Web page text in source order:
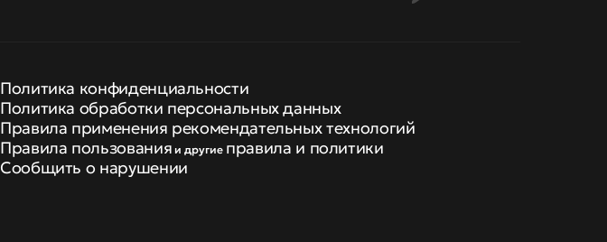
Политика конфиденциальности
Политика обработки персональных данных
Правила применения рекомендательных технологий
Правила пользования и другие правила и политики
Сообщить о нарушении